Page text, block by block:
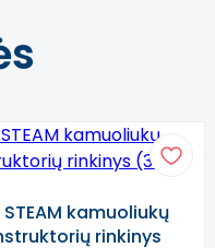
STEAM kamuoliukų
rinkinys